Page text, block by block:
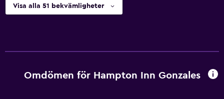
Visa alla 51 bekvämligheter
Omdömen för Hampton Inn Gonzales